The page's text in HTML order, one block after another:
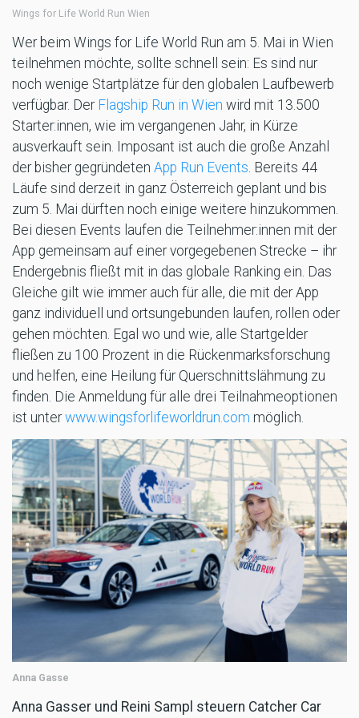
Wings for Life World Run Wien
Wer beim Wings for Life World Run am 5. Mai in Wien
teilnehmen möchte, sollte schnell sein: Es sind nur
noch wenige Startplätze für den globalen Laufbewerb
verfügbar. Der Flagship Run in Wien wird mit 13.500
Starter:innen, wie im vergangenen Jahr, in Kürze
ausverkauft sein. Imposant ist auch die große Anzahl
der bisher gegründeten App Run Events . Bereits 44
Läufe sind derzeit in ganz Österreich geplant und bis
zum 5. Mai dürften noch einige weitere hinzukommen.
Bei diesen Events laufen die Teilnehmer:innen mit der
App gemeinsam auf einer vorgegebenen Strecke – ihr
Endergebnis fließt mit in das globale Ranking ein. Das
Gleiche gilt wie immer auch für alle, die mit der App
ganz individuell und ortsungebunden laufen, rollen oder
gehen möchten. Egal wo und wie, alle Startgelder
fließen zu 100 Prozent in die Rückenmarksforschung
und helfen, eine Heilung für Querschnittslähmung zu
finden. Die Anmeldung für alle drei Teilnahmeoptionen
ist unterwww.wingsforlifeworldrun.com möglich.
Anna Gasse
Anna Gasser und Reini Sampl steuern Catcher Car